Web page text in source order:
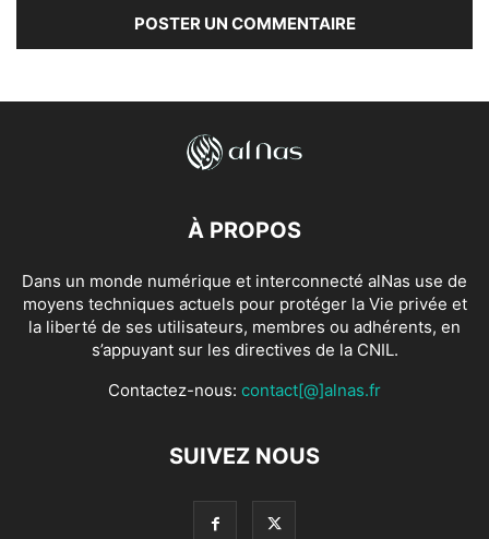
À PROPOS
Dans un monde numérique et interconnecté alNas use de
moyens techniques actuels pour protéger la Vie privée et
la liberté de ses utilisateurs, membres ou adhérents, en
s’appuyant sur les directives de la CNIL.
Contactez-nous: contact[@]alnas.fr
SUIVEZ NOUS